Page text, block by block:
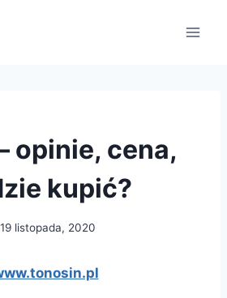
opinie, cena,
kupić?
19 listopada, 2020